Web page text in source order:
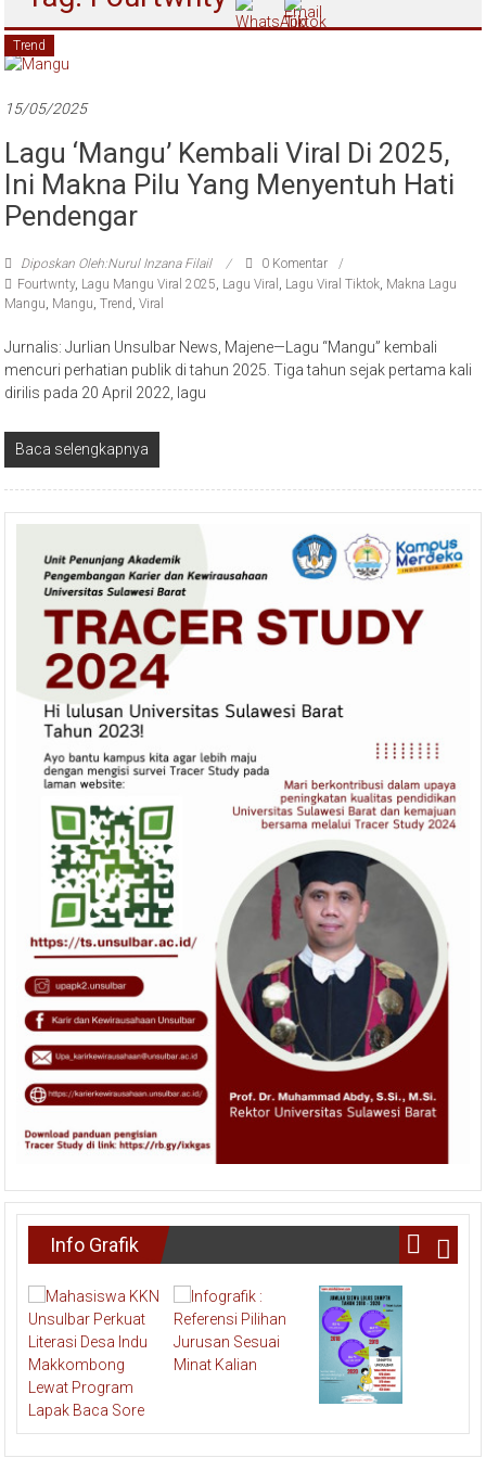
Trend
15/05/2025
Lagu ‘Mangu’ Kembali Viral Di 2025,
Ini Makna Pilu Yang Menyentuh Hati
Pendengar
Diposkan Oleh:Nurul Inzana Filail
0 Komentar
Fourtwnty, Lagu Mangu Viral 2025, Lagu Viral , Lagu Viral Tiktok, Makna Lagu
Mangu, Mangu,Trend,Viral
Jurnalis: Jurlian Unsulbar News, Majene—Lagu “Mangu” kembali
mencuri perhatian publik di tahun 2025. Tiga tahun sejak pertama kali
dirilis pada 20 April 2022, lagu
Baca selengkapnya
Info Grafik